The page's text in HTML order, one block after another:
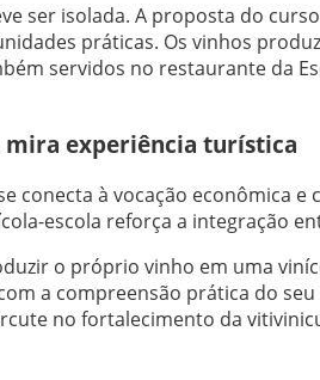
ser isolada. A proposta do
práticas. Os vinhos
servidos no restaurante da
experiência turística
conecta à vocação econômica
escola reforça a integração
o próprio vinho em uma
a compreensão prática do
no fortalecimento da